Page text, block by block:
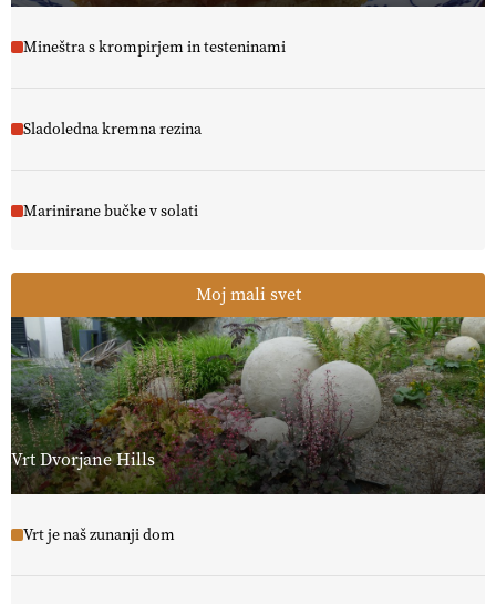
Mineštra s krompirjem in testeninami
Sladoledna kremna rezina
Marinirane bučke v solati
Moj mali svet
Vrt Dvorjane Hills
Vrt je naš zunanji dom